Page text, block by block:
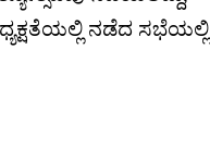
ನಡೆದ ಸಭೆಯಲ್ಲಿ